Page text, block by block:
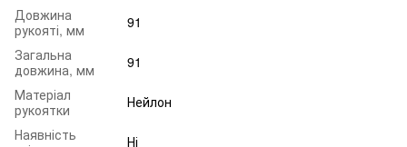
Довжина
рукояті, мм
91
Загальна
довжина, мм
91
Матеріал
рукоятки
Нейлон
Наявність
Ні